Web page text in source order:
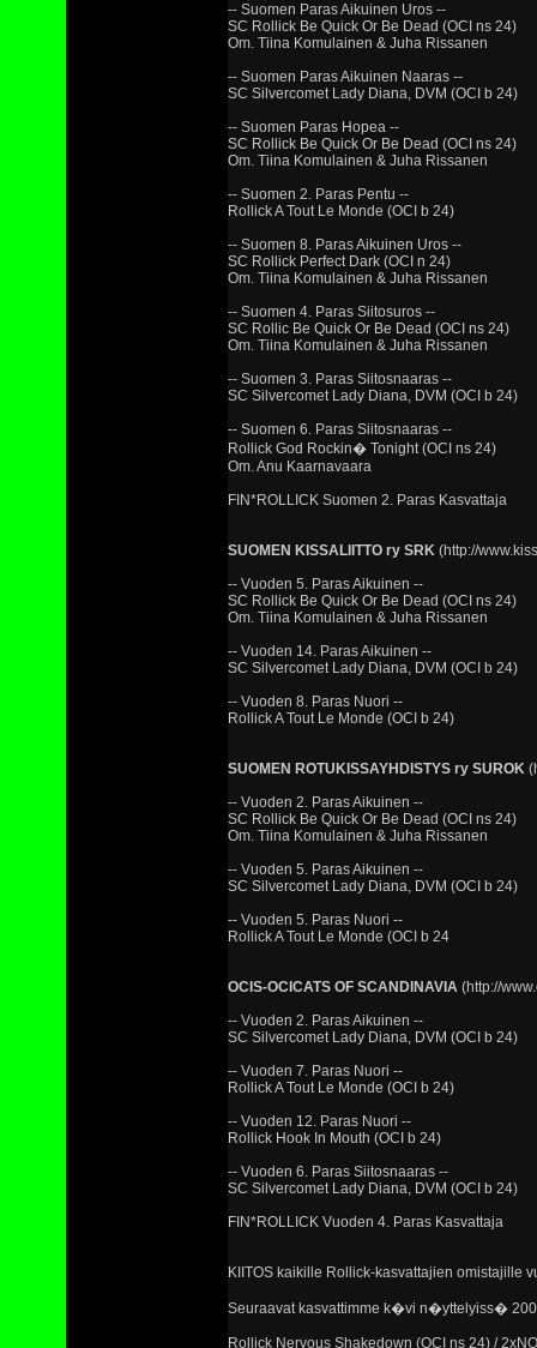
-- Suomen Paras Aikuinen Uros --
SC Rollick Be Quick Or Be Dead (OCI ns 24)
Om. Tiina Komulainen & Juha Rissanen
-- Suomen Paras Aikuinen Naaras --
SC Silvercomet Lady Diana, DVM (OCI b 24)
-- Suomen Paras Hopea --
SC Rollick Be Quick Or Be Dead (OCI ns 24)
Om. Tiina Komulainen & Juha Rissanen
-- Suomen 2. Paras Pentu --
Rollick A Tout Le Monde (OCI b 24)
-- Suomen 8. Paras Aikuinen Uros --
SC Rollick Perfect Dark (OCI n 24)
Om. Tiina Komulainen & Juha Rissanen
-- Suomen 4. Paras Siitosuros --
SC Rollic Be Quick Or Be Dead (OCI ns 24)
Om. Tiina Komulainen & Juha Rissanen
-- Suomen 3. Paras Siitosnaaras --
SC Silvercomet Lady Diana, DVM (OCI b 24)
-- Suomen 6. Paras Siitosnaaras --
Rollick God Rockin� Tonight (OCI ns 24)
Om. Anu Kaarnavaara
FIN*ROLLICK Suomen 2. Paras Kasvattaja
SUOMEN KISSALIITTO ry SRK (http://
-- Vuoden 5. Paras Aikuinen --
SC Rollick Be Quick Or Be Dead (OCI ns 24)
Om. Tiina Komulainen & Juha Rissanen
-- Vuoden 14. Paras Aikuinen --
SC Silvercomet Lady Diana, DVM (OCI b 24)
-- Vuoden 8. Paras Nuori --
Rollick A Tout Le Monde (OCI b 24)
SUOMEN ROTUKISSAYHDISTYS ry SUROK
-- Vuoden 2. Paras Aikuinen --
SC Rollick Be Quick Or Be Dead (OCI ns 24)
Om. Tiina Komulainen & Juha Rissanen
-- Vuoden 5. Paras Aikuinen --
SC Silvercomet Lady Diana, DVM (OCI b 24)
-- Vuoden 5. Paras Nuori --
Rollick A Tout Le Monde (OCI b 24
OCIS-OCICATS OF SCANDINAVIA (http://
-- Vuoden 2. Paras Aikuinen --
SC Silvercomet Lady Diana, DVM (OCI b 24)
-- Vuoden 7. Paras Nuori --
Rollick A Tout Le Monde (OCI b 24)
-- Vuoden 12. Paras Nuori --
Rollick Hook In Mouth (OCI b 24)
-- Vuoden 6. Paras Siitosnaaras --
SC Silvercomet Lady Diana, DVM (OCI b 24)
FIN*ROLLICK Vuoden 4. Paras Kasvattaja
KIITOS kaikille Rollick-kasvattajien omistajille
Seuraavat kasvattimme k�vi n�yttelyiss�
Rollick Nervous Shakedown (OCI ns 24) /